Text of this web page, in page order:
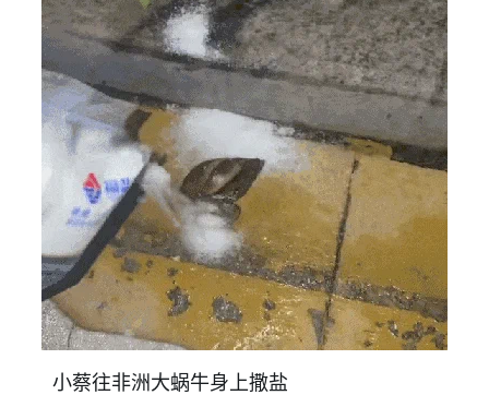
小蔡往非洲大蜗牛身上撒盐